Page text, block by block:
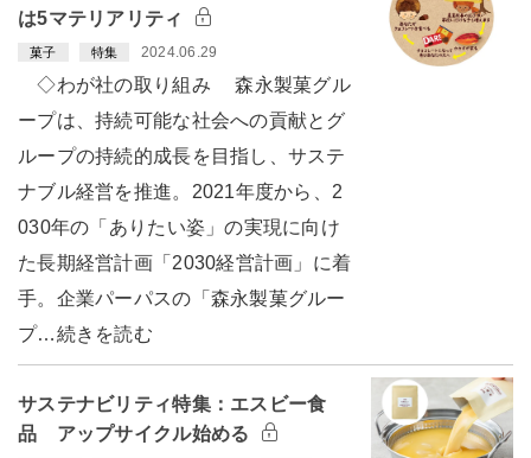
は5マテリアリティ
菓子 特集 2024.06.29
◇わが社の取り組み 森永製菓グル
ープは、持続可能な社会への貢献とグ
ループの持続的成長を目指し、サステ
ナブル経営を推進。2021年度から、2
030年の「ありたい姿」の実現に向け
た長期経営計画「2030経営計画」に着
手。企業パーパスの「森永製菓グルー
プ…続きを読む
サステナビリティ特集：エスビー食
品 アップサイクル始める